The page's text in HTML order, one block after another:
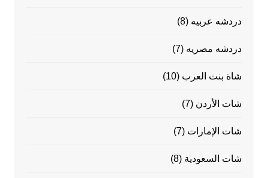
دردشه عربيه (8)
دردشه مصريه (7)
شاة بنت العرب (10)
شات الأردن (7)
شات الإمارات (7)
شات السعودية (8)